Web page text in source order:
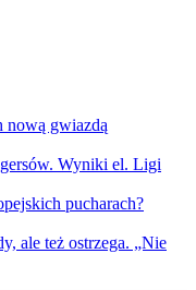
nową gwiazdą
Wyniki el. Ligi
pucharach?
ale też ostrzega. „Nie